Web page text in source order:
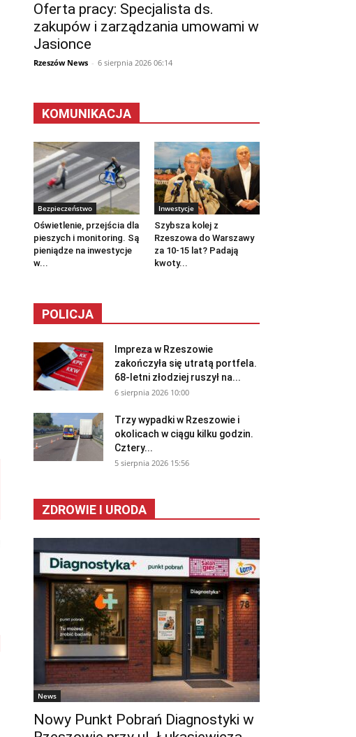
Oferta pracy: Specjalista ds.
zakupów i zarządzania umowami w
Jasionce
Rzeszów News - 6 sierpnia 2026 06:14
KOMUNIKACJA
Bezpieczeństwo
Oświetlenie, przejścia dla
pieszych i monitoring. Są
pieniądze na inwestycje
w...
Inwestycje
Szybsza kolej z
Rzeszowa do Warszawy
za 10-15 lat? Padają
kwoty...
POLICJA
Impreza w Rzeszowie
zakończyła się utratą portfela.
68-letni złodziej ruszył na...
6 sierpnia 2026 10:00
Trzy wypadki w Rzeszowie i
okolicach w ciągu kilku godzin.
Cztery...
5 sierpnia 2026 15:56
ZDROWIE I URODA
News
Nowy Punkt Pobrań Diagnostyki w